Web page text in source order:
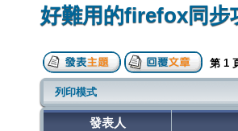
好難用的firefox同步
第 1
列印模式
發表人